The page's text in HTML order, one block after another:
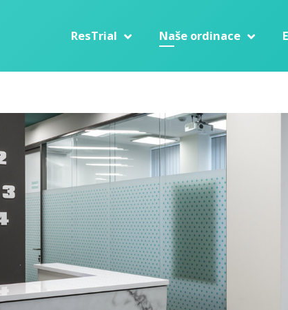
ResTrial Naše ordinace